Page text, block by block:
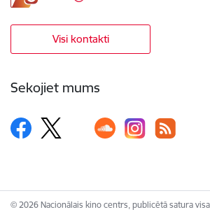
Visi kontakti
Sekojiet mums
© 2026 Nacionālais kino centrs, publicētā satura